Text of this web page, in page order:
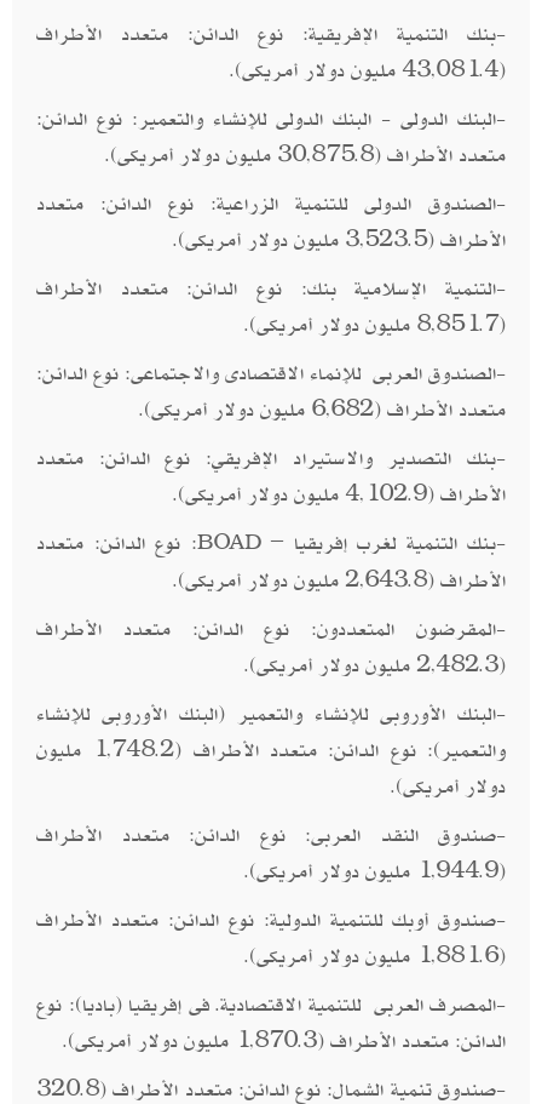
-بنك التنمية الإفريقية: نوع الدائن: متعدد الأطراف
(43,081.4 مليون دولار أمريكى).
-البنك الدولى - البنك الدولى للإنشاء والتعمير: نوع الدائن:
متعدد الأطراف (30,875.8 مليون دولار أمريكى).
-الصندوق الدولى للتنمية الزراعية: نوع الدائن: متعدد
الأطراف (3,523.5 مليون دولار أمريكى).
-التنمية الإسلامية بنك: نوع الدائن: متعدد الأطراف
(8,851.7 مليون دولار أمريكى).
-الصندوق العربى للإنماء الاقتصادى والاجتماعى: نوع الدائن:
متعدد الأطراف (6,682 مليون دولار أمريكى).
-بنك التصدير والاستيراد الإفريقي: نوع الدائن: متعدد
الأطراف (4,102.9 مليون دولار أمريكى).
-بنك التنمية لغرب إفريقيا –BOAD: نوع الدائن: متعدد
الأطراف (2,643.8 مليون دولار أمريكى).
-المقرضون المتعددون: نوع الدائن: متعدد الأطراف
(2,482.3 مليون دولار أمريكى).
-البنك الأوروبى للإنشاء والتعمير (البنك الأوروبى للإنشاء
والتعمير): نوع الدائن: متعدد الأطراف (1,748.2 مليون
دولار أمريكى).
-صندوق النقد العربى: نوع الدائن: متعدد الأطراف
(1,944.9 مليون دولار أمريكى).
-صندوق أوبك للتنمية الدولية: نوع الدائن: متعدد الأطراف
(1,881.6 مليون دولار أمريكى).
-المصرف العربى للتنمية الاقتصادية. فى إفريقيا (باديا): نوع
الدائن: متعدد الأطراف (1,870.3 مليون دولار أمريكى).
-صندوق تنمية الشمال: نوع الدائن: متعدد الأطراف (320.8